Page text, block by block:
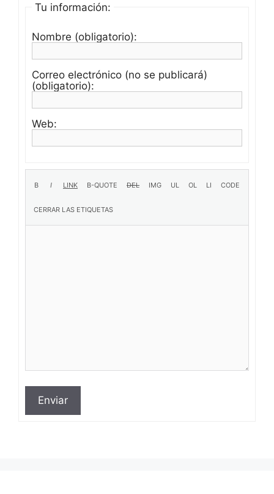
Tu información:
Nombre (obligatorio):
Correo electrónico (no se publicará)
(obligatorio):
Web:
Enviar